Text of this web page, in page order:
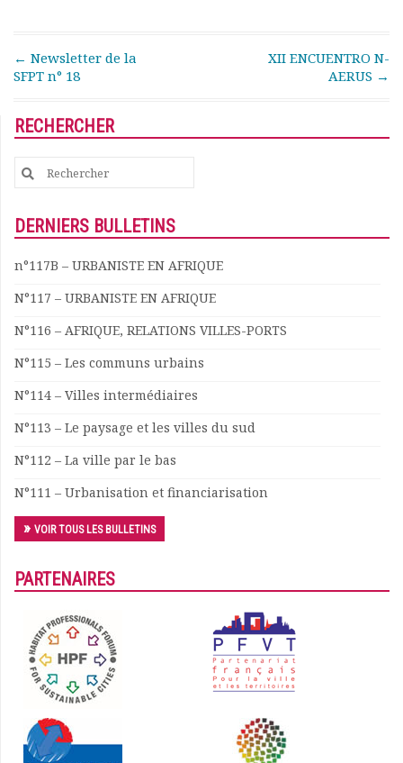
Post navigation
← Newsletter de la
SFPT n° 18
XII ENCUENTRO N-
AERUS →
RECHERCHER
Search
for:
DERNIERS BULLETINS
n°117B – URBANISTE EN AFRIQUE
N°117 – URBANISTE EN AFRIQUE
N°116 – AFRIQUE, RELATIONS VILLES-PORTS
N°115 – Les communs urbains
N°114 – Villes intermédiaires
N°113 – Le paysage et les villes du sud
N°112 – La ville par le bas
N°111 – Urbanisation et financiarisation
VOIR TOUS LES BULLETINS
PARTENAIRES